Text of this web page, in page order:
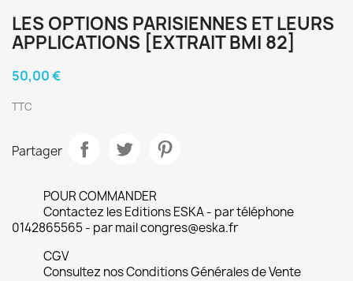
LES OPTIONS PARISIENNES ET LEURS
APPLICATIONS [EXTRAIT BMI 82]
50,00 €
TTC
Partager
POUR COMMANDER
Contactez les Editions ESKA - par téléphone
0142865565 - par mail congres@eska.fr
CGV
Consultez nos Conditions Générales de Vente